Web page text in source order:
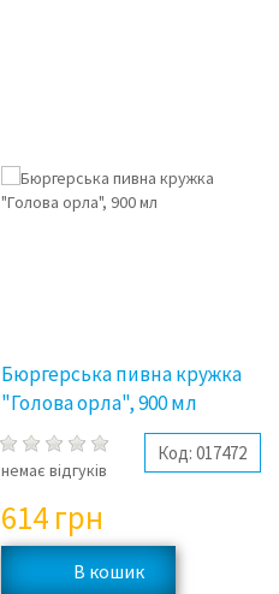
Бюргерська пивна кружка
"Голова орла", 900 мл
немає відгуків
Код: 017472
614 грн